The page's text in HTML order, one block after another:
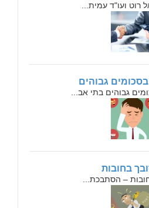
רוט ועו"ד עמית...
בסכומים גבוהים
גבוהים בתי אב...
בחובות
– הסתבכת...